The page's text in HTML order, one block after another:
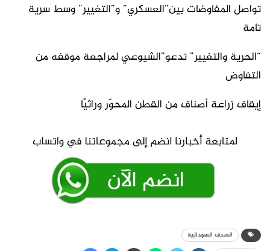
تواصل المفاوضات بين”العسكري” و”التغيير” وسط سرية
تامة
“الحرية والتغيير” تدعو”الشيوعي لمراجعة موقفه من
التفاوض
إيقاف زراعة أصناف من القطن المحوّر وراثيًا
الصحف السودانية